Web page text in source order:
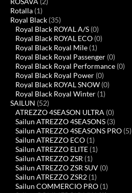
Rotalla (1)
Royal Black (35)
Royal Black ROYAL A/S (0)
Royal Black ROYAL ECO (0)
Royal Black Royal Mile (1)
Royal Black Royal Passenger (0)
Royal Black Royal Performance (0)
Royal Black Royal Power (0)
Royal Black ROYAL SNOW (0)
Royal Black Royal Winter (1)
SAILUN (52)
ATREZZO 4SEASON ULTRA (0)
Sailun ATREZZO 4SEASONS (3)
Sailun ATREZZO 4SEASONS PRO (5)
Sailun ATREZZO ECO (1)
Sailun ATREZZO ELITE (1)
Sailun ATREZZO ZSR (1)
Sailun ATREZZO ZSR SUV (0)
Sailun ATREZZO ZSR2 (1)
Sailun COMMERCIO PRO (1)